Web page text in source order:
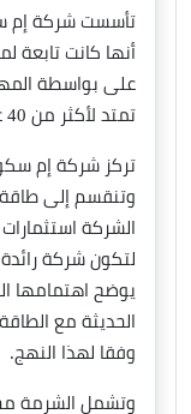
على بواسطة
تمتد لأكثر من 40 عام.
تركز شركة إم
وتنقسم إلى طاقة،
الشركة
لتكون شركة
يوضح اهتمامها
الحديثة مع
وفقا لهذا النهج.
وتشمل الشرمة